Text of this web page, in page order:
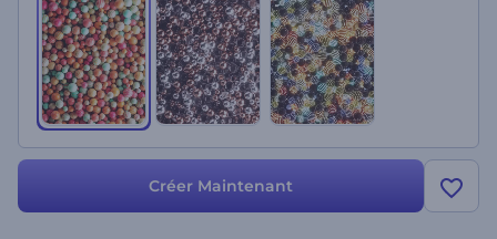
Créer Maintenant